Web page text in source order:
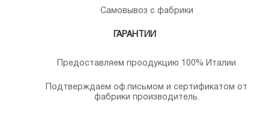
Самовывоз с фабрики
ГАРАНТИИ
Предоставляем проодукцию 100% Италии
Подтверждаем оф.письмом и сертификатом от
фабрики производитель.